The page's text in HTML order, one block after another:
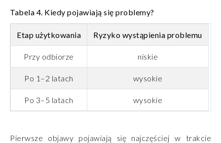
Tabela 4. Kiedy pojawiają się problemy?
Etap użytkowania Ryzyko wystąpienia problemu
Przy odbiorze niskie
Po 1–2 latach wysokie
Po 3–5 latach wysokie
Pierwsze objawy pojawiają się najczęściej w trakcie